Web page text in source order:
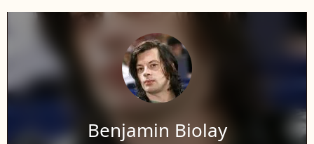
Benjamin Biolay